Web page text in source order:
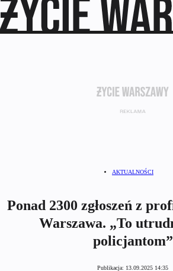
AKTUALNOŚCI
Ponad 2300 zgłoszeń z
Warszawa. „To
policjantom”
Publikacja: 13.09.2025 14:35